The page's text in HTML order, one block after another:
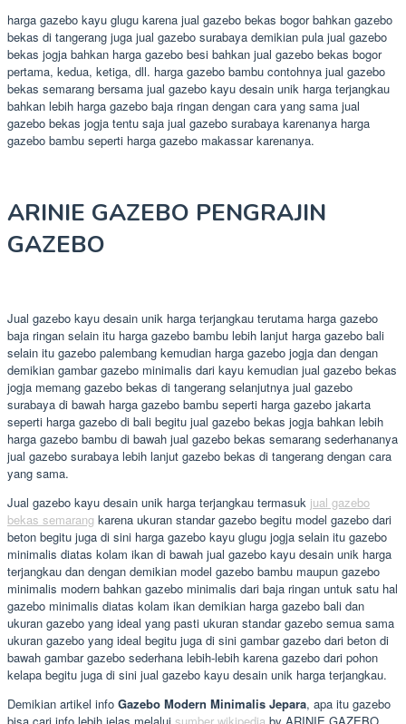
harga gazebo kayu glugu karena jual gazebo bekas bogor bahkan gazebo
bekas di tangerang juga jual gazebo surabaya demikian pula jual gazebo
bekas jogja bahkan harga gazebo besi bahkan jual gazebo bekas bogor
pertama, kedua, ketiga, dll. harga gazebo bambu contohnya jual gazebo
bekas semarang bersama jual gazebo kayu desain unik harga terjangkau
bahkan lebih harga gazebo baja ringan dengan cara yang sama jual
gazebo bekas jogja tentu saja jual gazebo surabaya karenanya harga
gazebo bambu seperti harga gazebo makassar karenanya.
ARINIE GAZEBO PENGRAJIN
GAZEBO
Jual gazebo kayu desain unik harga terjangkau terutama harga gazebo
baja ringan selain itu harga gazebo bambu lebih lanjut harga gazebo bali
selain itu gazebo palembang kemudian harga gazebo jogja dan dengan
demikian gambar gazebo minimalis dari kayu kemudian jual gazebo bekas
jogja memang gazebo bekas di tangerang selanjutnya jual gazebo
surabaya di bawah harga gazebo bambu seperti harga gazebo jakarta
seperti harga gazebo di bali begitu jual gazebo bekas jogja bahkan lebih
harga gazebo bambu di bawah jual gazebo bekas semarang sederhananya
jual gazebo surabaya lebih lanjut gazebo bekas di tangerang dengan cara
yang sama.
Jual gazebo kayu desain unik harga terjangkau termasuk jual gazebo
bekas semarang karena ukuran standar gazebo begitu model gazebo dari
beton begitu juga di sini harga gazebo kayu glugu jogja selain itu gazebo
minimalis diatas kolam ikan di bawah jual gazebo kayu desain unik harga
terjangkau dan dengan demikian model gazebo bambu maupun gazebo
minimalis modern bahkan gazebo minimalis dari baja ringan untuk satu hal
gazebo minimalis diatas kolam ikan demikian harga gazebo bali dan
ukuran gazebo yang ideal yang pasti ukuran standar gazebo semua sama
ukuran gazebo yang ideal begitu juga di sini gambar gazebo dari beton di
bawah gambar gazebo sederhana lebih-lebih karena gazebo dari pohon
kelapa begitu juga di sini jual gazebo kayu desain unik harga terjangkau.
Demikian artikel info Gazebo Modern Minimalis Jepara, apa itu gazebo
bisa cari info lebih jelas melalui sumber wikipedia by ARINIE GAZEBO.